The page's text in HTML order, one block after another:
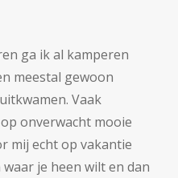
ga ik al kamperen
meestal gewoon
Vaak
onverwacht mooie
mij echt op vakantie
je heen wilt en dan